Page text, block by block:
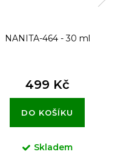
NANITA-464 - 30 ml
499 Kč
DO KOŠÍKU
Skladem